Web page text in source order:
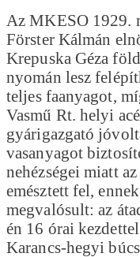
Az MKESO 1929.
Förster Kálmán
Krepuska Géza
nyomán lesz
teljes faanyagot,
Vasmű Rt. helyi
gyárigazgató
vasanyagot
nehézségei miatt
emésztett fel,
megvalósult: az
én 16 órai
Karancs-hegyi